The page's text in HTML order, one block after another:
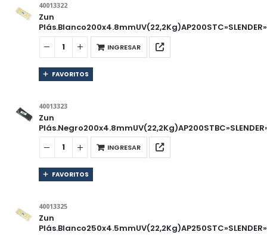
40013322
Zun
INGRESAR
FAVORITOS
40013323
Zun
INGRESAR
FAVORITOS
40013325
Zun